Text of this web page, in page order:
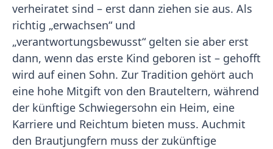
verheiratet sind – erst dann ziehen sie aus. Als
richtig „erwachsen“ und
„verantwortungsbewusst“ gelten sie aber erst
dann, wenn das erste Kind geboren ist – gehofft
wird auf einen Sohn. Zur Tradition gehört auch
eine hohe Mitgift von den Brauteltern, während
der künftige Schwiegersohn ein Heim, eine
Karriere und Reichtum bieten muss. Auchmit
den Brautjungfern muss der zukünftige